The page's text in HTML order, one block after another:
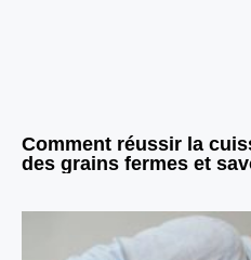
Comment réussir la
des grains fermes et